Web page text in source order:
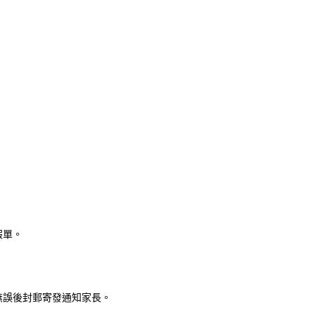
。
後封郵寄發通知家長。